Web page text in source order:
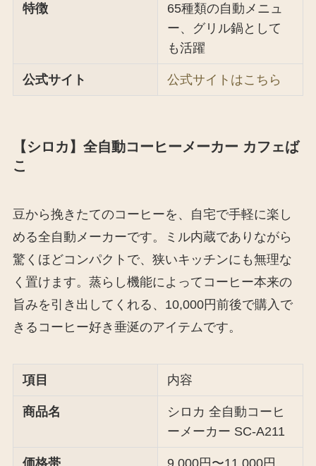
特徴
65種類の自動メニュ
ー、グリル鍋として
も活躍
公式サイト 公式サイトはこちら
【シロカ】全自動コーヒーメーカー カフェば
こ
豆から挽きたてのコーヒーを、自宅で手軽に楽し
める全自動メーカーです。ミル内蔵でありながら
驚くほどコンパクトで、狭いキッチンにも無理な
く置けます。蒸らし機能によってコーヒー本来の
旨みを引き出してくれる、10,000円前後で購入で
きるコーヒー好き垂涎のアイテムです。
項目 内容
商品名
シロカ 全自動コーヒ
ーメーカー SC-A211